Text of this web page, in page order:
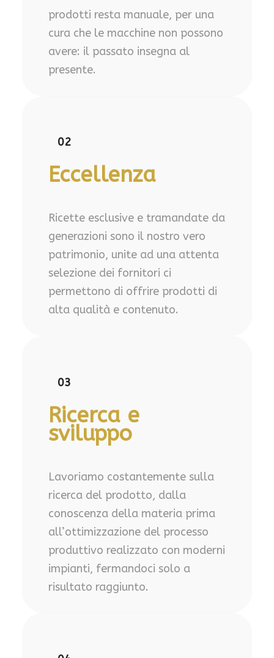
prodotti resta manuale, per una
cura che le macchine non possono
avere: il passato insegna al
presente.
02
Eccellenza
Ricette esclusive e tramandate da
generazioni sono il nostro vero
patrimonio, unite ad una attenta
selezione dei fornitori ci
permettono di offrire prodotti di
alta qualità e contenuto.
03
Ricerca e
sviluppo
Lavoriamo costantemente sulla
ricerca del prodotto, dalla
conoscenza della materia prima
all’ottimizzazione del processo
produttivo realizzato con moderni
impianti, fermandoci solo a
risultato raggiunto.